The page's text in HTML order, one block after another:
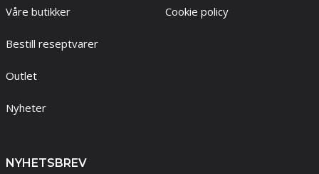
Våre butikker
Bestill reseptvarer
Outlet
Nyheter
Cookie policy
NYHETSBREV